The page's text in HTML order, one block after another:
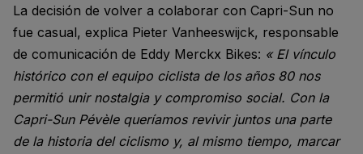
La decisión de volver a colaborar con Capri-Sun no
fue casual, explica Pieter Vanheeswijck, responsable
de comunicación de Eddy Merckx Bikes: « El vínculo
histórico con el equipo ciclista de los años 80 nos
permitió unir nostalgia y compromiso social. Con la
Capri-Sun Pévèle queríamos revivir juntos una parte
de la historia del ciclismo y, al mismo tiempo, marcar